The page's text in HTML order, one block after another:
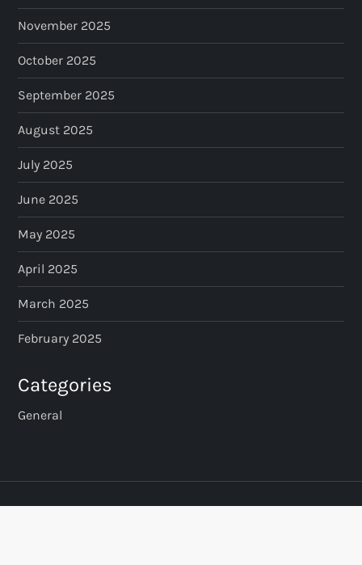
November 2025
October 2025
September 2025
August 2025
July 2025
June 2025
May 2025
April 2025
March 2025
February 2025
Categories
General